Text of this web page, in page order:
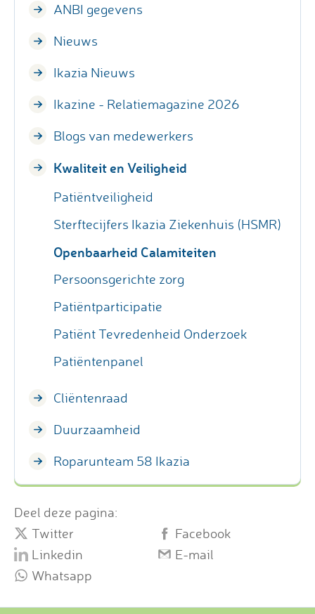
ANBI gegevens
Nieuws
Ikazia Nieuws
Ikazine - Relatiemagazine 2026
Blogs van medewerkers
Kwaliteit en Veiligheid
Patiëntveiligheid
Sterftecijfers Ikazia Ziekenhuis (HSMR)
Openbaarheid Calamiteiten
Persoonsgerichte zorg
Patiëntparticipatie
Patiënt Tevredenheid Onderzoek
Patiëntenpanel
Cliëntenraad
Duurzaamheid
Roparunteam 58 Ikazia
Deel deze pagina:
Twitter
Facebook
Linkedin
E-mail
Whatsapp